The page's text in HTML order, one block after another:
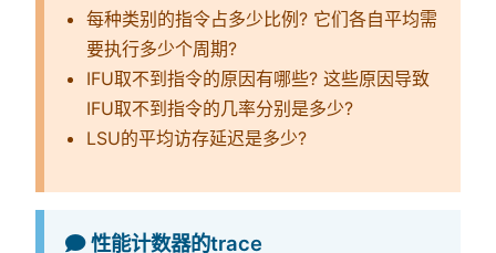
每种类别的指令占多少比例? 它们各自平均需
要执行多少个周期?
IFU取不到指令的原因有哪些? 这些原因导致
IFU取不到指令的几率分别是多少?
LSU的平均访存延迟是多少?
性能计数器的trace